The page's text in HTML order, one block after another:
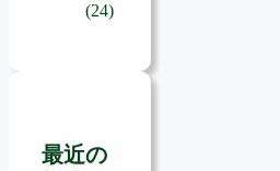
(24)
最近の